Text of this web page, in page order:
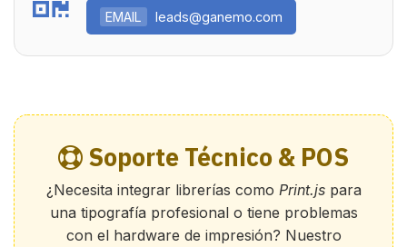
EMAIL leads@ganemo.com
Soporte Técnico & POS
¿Necesita integrar librerías como Print.jspara
una tipografía profesional o tiene problemas
con el hardware de impresión? Nuestro